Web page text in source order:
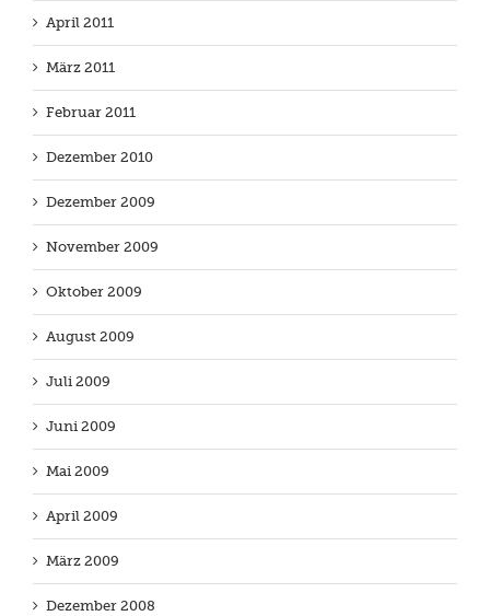
April 2011
März 2011
Februar 2011
Dezember 2010
Dezember 2009
November 2009
Oktober 2009
August 2009
Juli 2009
Juni 2009
Mai 2009
April 2009
März 2009
Dezember 2008